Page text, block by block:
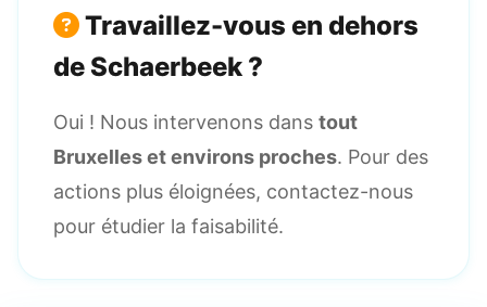
Travaillez-vous en dehors
de Schaerbeek ?
Oui ! Nous intervenons dans tout
Bruxelles et environs proches. Pour des
actions plus éloignées, contactez-nous
pour étudier la faisabilité.